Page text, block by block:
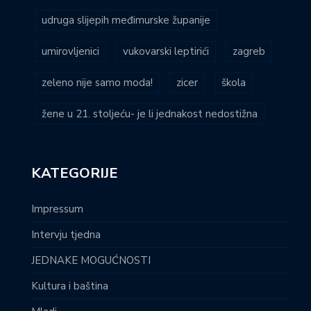
udruga slijepih međimurske županije
umirovljenici vukovarski leptirići zagreb
zeleno nije samo moda! zicer škola
žene u 21. stoljeću- je li jednakost nedostižna
KATEGORIJE
Impressum
Intervju tjedna
JEDNAKE MOGUĆNOSTI
Kultura i baština